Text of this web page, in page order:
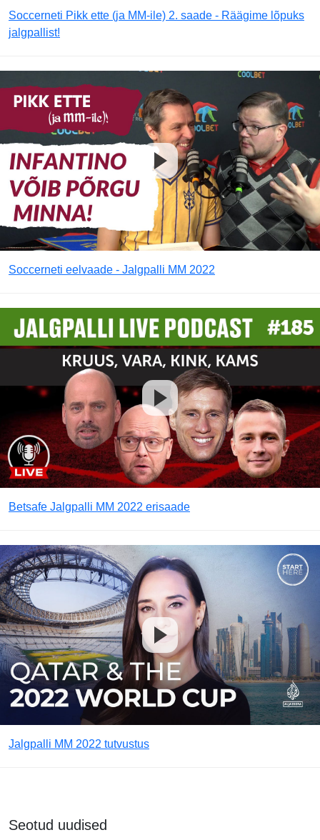
Soccerneti Pikk ette (ja MM-ile) 2. saade - Räägime lõpuks
jalgpallist!
Soccerneti eelvaade - Jalgpalli MM 2022
Betsafe Jalgpalli MM 2022 erisaade
Jalgpalli MM 2022 tutvustus
Seotud uudised